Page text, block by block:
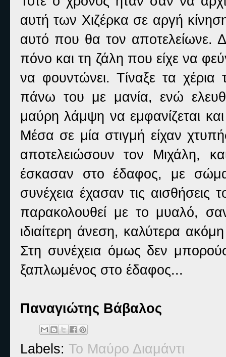
αυτή των Χιζέρκα σε αργή
αυτό που θα τον αποτελείωνε.
πόνο και τη ζάλη που είχε να
να φουντώνει. Τίναξε τα
πάνω του με μανία, ενώ
μαύρη λάμψη να εμφανίζεται
Μέσα σε μία στιγμή είχαν
αποτελειώσουν τον Μιχάλη,
έσκασαν στο έδαφος, με
συνέχεια έχασαν τις
παρακολουθεί με το μυαλό,
ιδιαίτερη άνεση, καλύτερα
Στη συνέχεια όμως δεν
ξαπλωμένος στο έδαφος...
Παναγιώτης Βάβαλος
Labels: Το Μαύρο Διαμάντι